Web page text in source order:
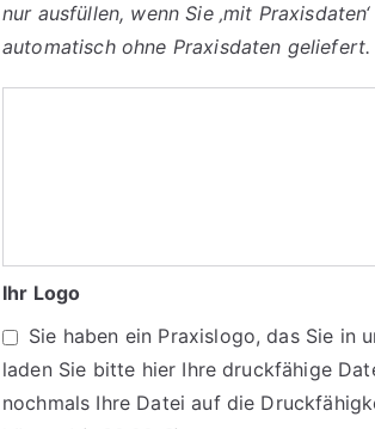
nur ausfüllen, wenn Sie ‚mit
automatisch ohne Praxisdaten geliefert.
Praxisdaten
ein:
Ihr Logo
Sie haben ein Praxislogo, das Sie in
laden Sie bitte hier Ihre druckfähige
nochmals Ihre Datei auf die